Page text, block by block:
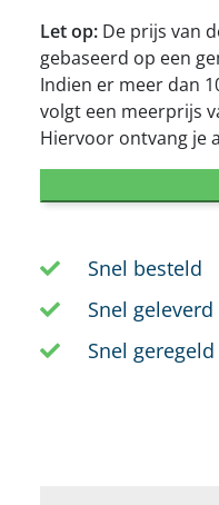
Let op: De prijs van
gebaseerd op een
Indien er meer dan
volgt een meerprijs
Hiervoor ontvang je
Snel besteld
Snel geleverd
Snel geregeld